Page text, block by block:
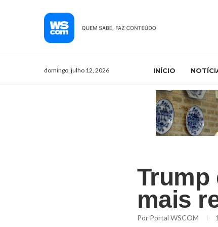
domingo, julho 12, 2026 INÍCIO
Trump
mais
Por Portal WSCOM